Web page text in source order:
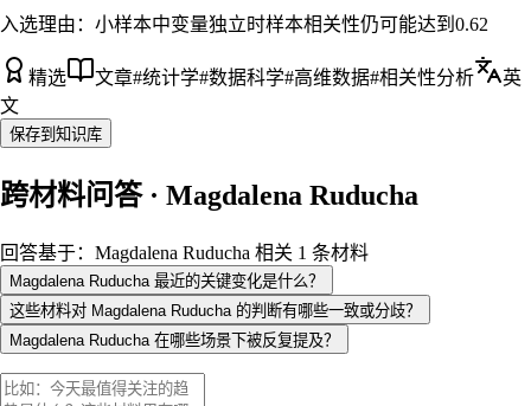
入选理由： 小样本中变量独立时样本相关性仍可能达到0.62
精选 文章#统计学#数据科学#高维数据#相关性分析
英
文
保存到知识库
跨材料问答 · Magdalena Ruducha
回答基于：Magdalena Ruducha 相关 1 条材料
Magdalena Ruducha 最近的关键变化是什么？
这些材料对 Magdalena Ruducha 的判断有哪些一致或分歧？
Magdalena Ruducha 在哪些场景下被反复提及？